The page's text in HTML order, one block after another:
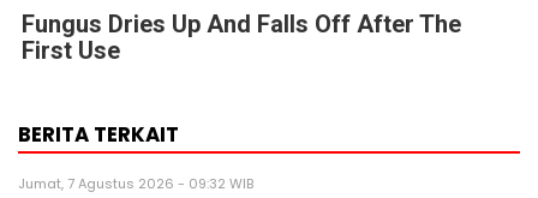
Fungus Dries Up And Falls Off After The
First Use
BERITA TERKAIT
Jumat, 7 Agustus 2026 - 09:32 WIB